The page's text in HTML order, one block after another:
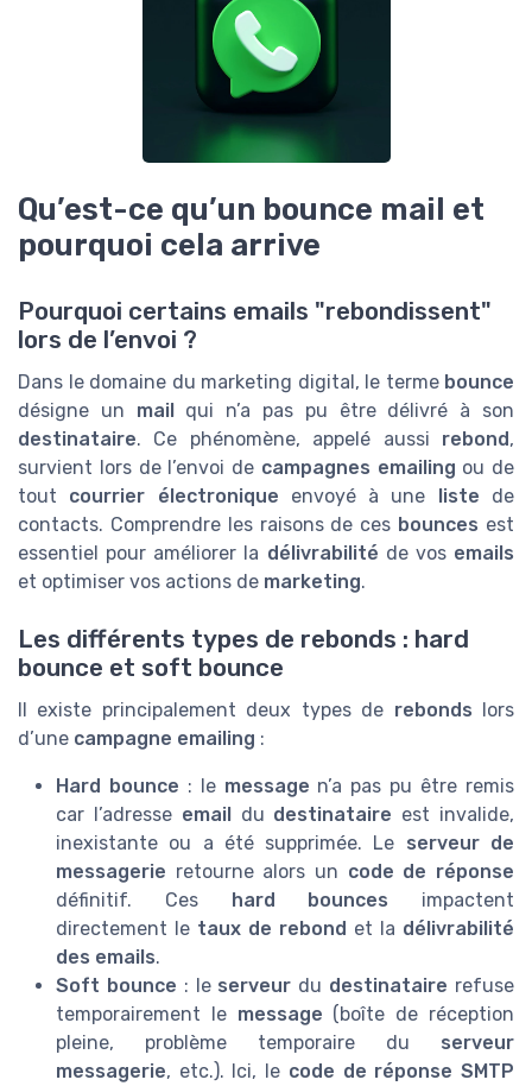
Qu’est-ce qu’un bounce mail et
pourquoi cela arrive
Pourquoi certains emails "rebondissent"
lors de l’envoi ?
Dans le domaine du marketing digital, le terme bounce
désigne un mailqui n’a pas pu être délivré à son
destinataire. Ce phénomène, appelé aussi rebond,
survient lors de l’envoi de campagnes emailing ou de
tout courrier électronique envoyé à une liste de
contacts. Comprendre les raisons de ces bounces est
essentiel pour améliorer la délivrabilité de vos emails
et optimiser vos actions de marketing.
Les différents types de rebonds : hard
bounce et soft bounce
Il existe principalement deux types de rebonds lors
d’une campagne emailing :
Hard bounce : le message n’a pas pu être remis
car l’adresse emaildu destinataire est invalide,
inexistante ou a été supprimée. Le serveur de
messagerie retourne alors un code de réponse
définitif. Ces hard bounces impactent
directement le taux de rebond et la délivrabilité
des emails.
Soft bounce : le serveur du destinataire refuse
temporairement le message (boîte de réception
pleine, problème temporaire du serveur
messagerie, etc.). Ici, le code de réponse SMTP